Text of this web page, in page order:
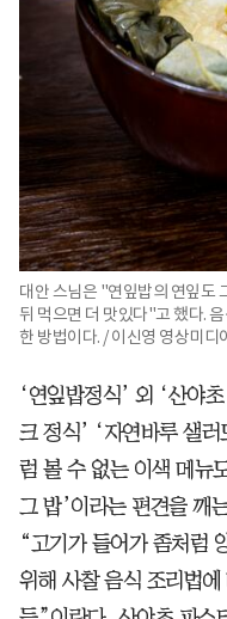
대안 스님은 "연잎밥의 연잎도
뒤 먹으면 더 맛있다"고 했다.
한 방법이다. / 이신영 영상미디
‘연잎밥정식’ 외 ‘산야
크 정식’ ‘자연바루 샐
럼 볼 수 없는 이색 메뉴
그 밥’이라는 편견을 깨
“고기가 들어가 좀처럼
위해 사찰 음식 조리법